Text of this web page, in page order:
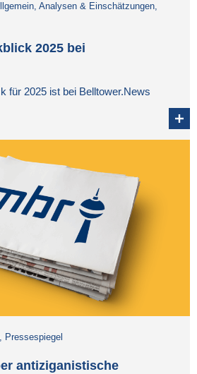
, Analysen & Einschätzungen,
2025 bei
für 2025 ist bei Belltower.News
, Pressespiegel
antiziganistische